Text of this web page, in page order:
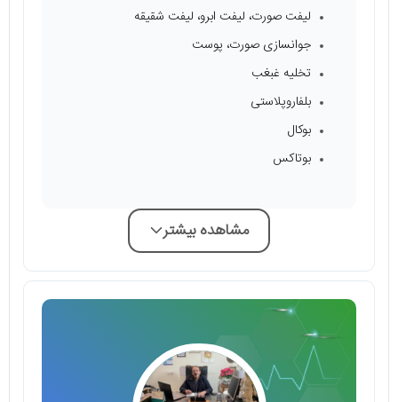
لیفت صورت، لیفت ابرو، لیفت شقیقه
جوانسازی صورت، پوست
تخلیه غبغب
بلفاروپلاستی
بوکال
بوتاکس
مشاهده بیشتر